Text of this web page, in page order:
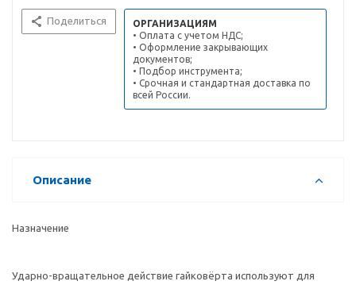
Поделиться
ОРГАНИЗАЦИЯМ
• Оплата с учетом НДС;
• Оформление закрывающих
документов;
• Подбор инструмента;
• Срочная и стандартная доставка по
всей России.
Описание
Назначение
Ударно-вращательное действие гайковёрта используют для